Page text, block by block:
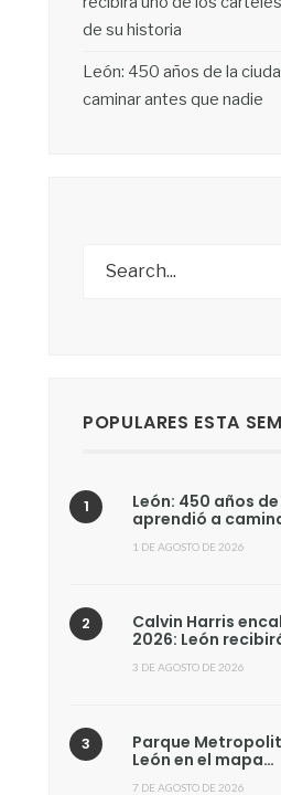
de su historia
León: 450 años de la
caminar antes que nadie
POPULARES ESTA
León: 450 años
aprendió a
1 DE AGOSTO DE 2026
Calvin Harris
2026: León
3 DE AGOSTO DE 2026
Parque
León en el mapa…
7 DE AGOSTO DE 2026